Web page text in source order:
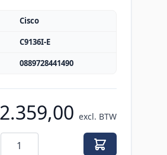
Cisco
C9136I-E
0889728441490
excl. BTW
Aantal